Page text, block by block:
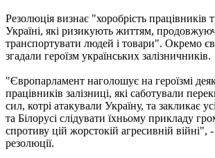
Резолюція визнає "хоробрість працівників
Україні, які ризикують життям,
транспортувати людей і товари". Окремо
згадали героїзм українських залізничників.
"Європарламент наголошує на героїзмі
працівників залізниці, які саботували
сил, котрі атакували Україну, та закликає
та Білорусі слідувати їхньому прикладу
спротиву цій жорстокій агресивній війні",
резолюції.